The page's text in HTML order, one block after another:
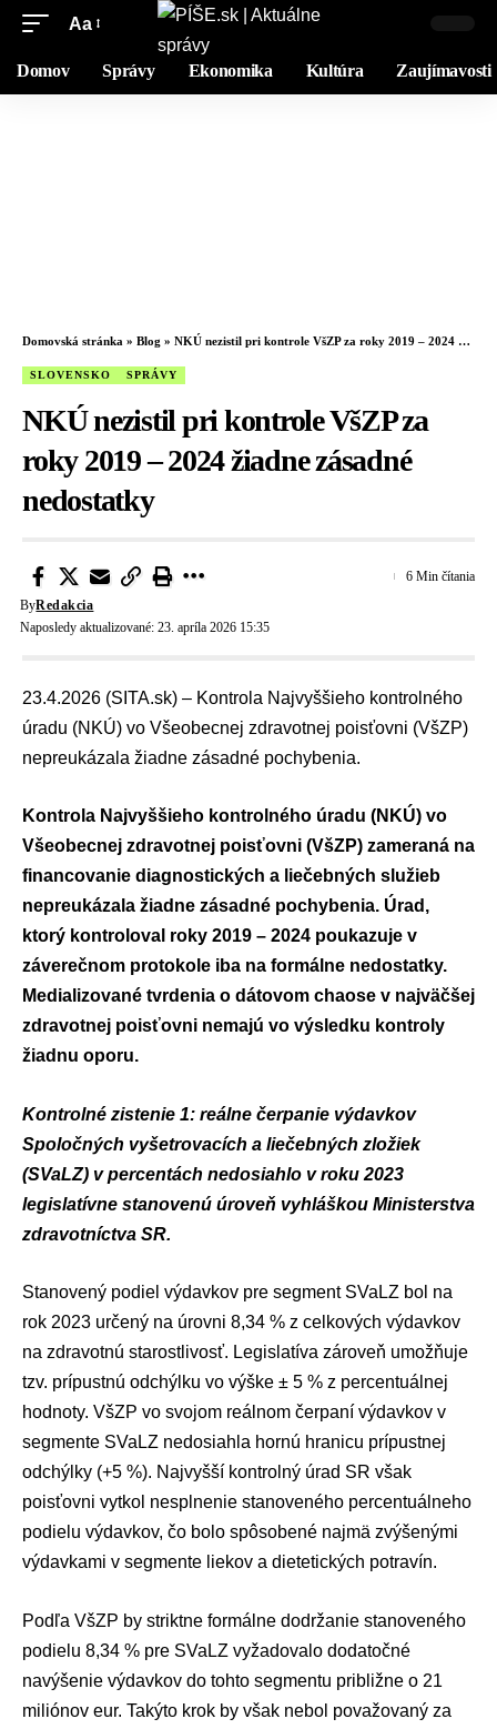
Aa
Domov Správy Ekonomika Kultúra Zaujímavosti
Domovská stránka » Blog » NKÚ nezistil pri kontrole VšZP za roky 2019 – 2024 žiadne zásadné nedostatky
SLOVENSKO SPRÁVY
NKÚ nezistil pri kontrole VšZP za
roky 2019 – 2024 žiadne zásadné
nedostatky
Naposledy aktualizované: 23. apríla 2026 15:35
ByRedakcia
6 Min čítania
23.4.2026 (SITA.sk) – Kontrola Najvyššieho kontrolného
úradu (NKÚ) vo Všeobecnej zdravotnej poisťovni (VšZP)
nepreukázala žiadne zásadné pochybenia.
Kontrola Najvyššieho kontrolného úradu (NKÚ) vo
Všeobecnej zdravotnej poisťovni (VšZP) zameraná na
financovanie diagnostických a liečebných služieb
nepreukázala žiadne zásadné pochybenia. Úrad,
ktorý kontroloval roky 2019 – 2024 poukazuje v
záverečnom protokole iba na formálne nedostatky.
Medializované tvrdenia o dátovom chaose v najväčšej
zdravotnej poisťovni nemajú vo výsledku kontroly
žiadnu oporu.
Kontrolné zistenie 1: reálne čerpanie výdavkov
Spoločných vyšetrovacích a liečebných zložiek
(SVaLZ) v percentách nedosiahlo v roku 2023
legislatívne stanovenú úroveň vyhláškou Ministerstva
zdravotníctva SR.
Stanovený podiel výdavkov pre segment SVaLZ bol na
rok 2023 určený na úrovni 8,34 % z celkových výdavkov
na zdravotnú starostlivosť. Legislatíva zároveň umožňuje
tzv. prípustnú odchýlku vo výške ± 5 % z percentuálnej
hodnoty. VšZP vo svojom reálnom čerpaní výdavkov v
segmente SVaLZ nedosiahla hornú hranicu prípustnej
odchýlky (+5 %). Najvyšší kontrolný úrad SR však
poisťovni vytkol nesplnenie stanoveného percentuálneho
podielu výdavkov, čo bolo spôsobené najmä zvýšenými
výdavkami v segmente liekov a dietetických potravín.
Podľa VšZP by striktne formálne dodržanie stanoveného
podielu 8,34 % pre SVaLZ vyžadovalo dodatočné
navýšenie výdavkov do tohto segmentu približne o 21
miliónov eur. Takýto krok by však nebol považovaný za